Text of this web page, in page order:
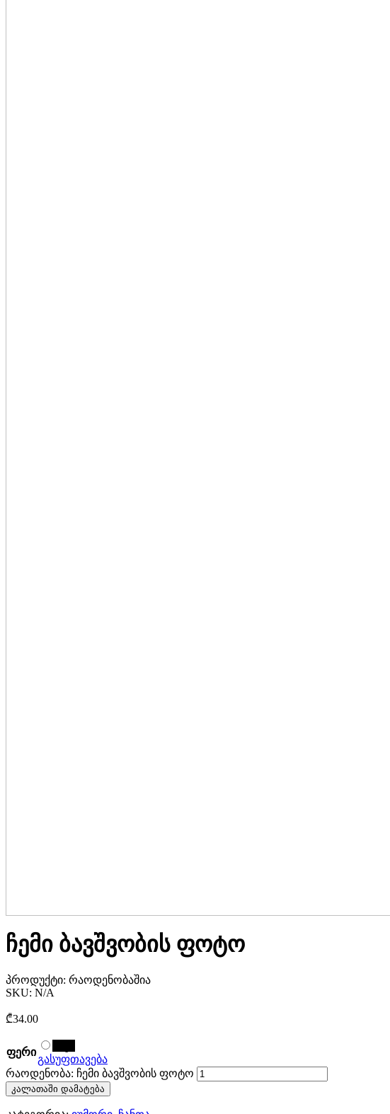
ჩემი ბავშვობის ფოტო
პროდუქტი: რაოდენობაშია
SKU: N/A
₾34.00
ფერი
გასუფთავება
რაოდენობა: ჩემი ბავშვობის ფოტო
კალათაში დამატება